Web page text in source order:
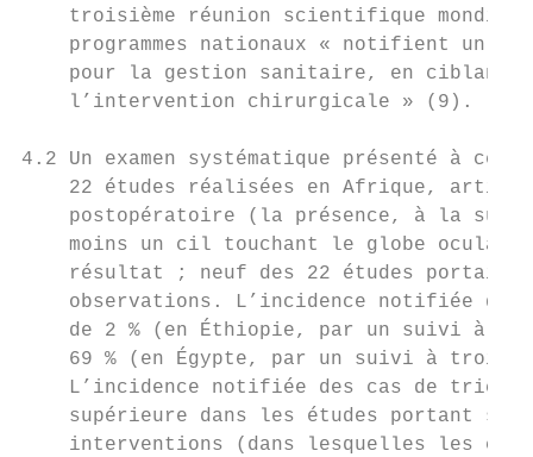
troisième réunion scientifique
programmes nationaux « notifient un
pour la gestion sanitaire, en ciblant
    l’intervention chirurgicale » (9).
4.2 Un examen systématique présenté à
22 études réalisées en Afrique,
postopératoire (la présence, à la
moins un cil touchant le globe
résultat ; neuf des 22 études
observations. L’incidence notifiée
de 2 % (en Éthiopie, par un suivi à
69 % (en Égypte, par un suivi à trois
L’incidence notifiée des cas de
supérieure dans les études portant
interventions (dans lesquelles les